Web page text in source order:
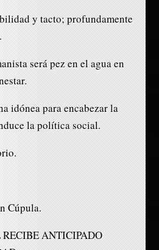
y tacto; profundamente
será pez en el agua en
idónea para encabezar la
la política social.
Cúpula.
ANTICIPADO